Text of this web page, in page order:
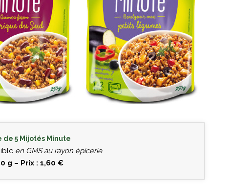
de 5 Mijotés Minute
en GMS au rayon épicerie
g – Prix : 1,60 €